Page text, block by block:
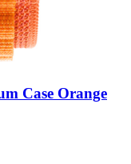
Case Orange